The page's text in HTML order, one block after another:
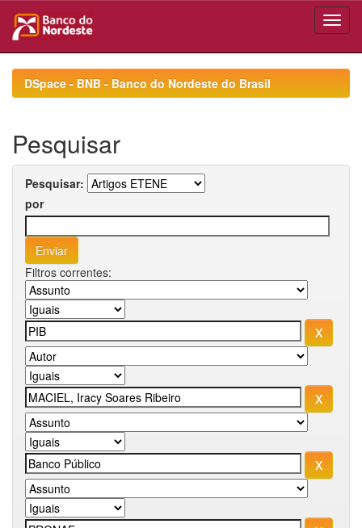
navigationDSpace - BNB - Banco do Nordeste do Brasil
Pesquisar
Pesquisar:
por
Filtros correntes: